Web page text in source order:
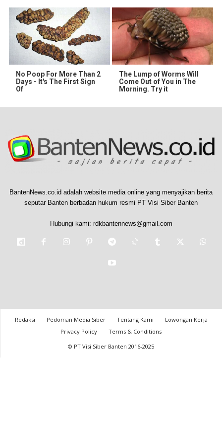
No Poop For More Than 2
Days - It's The First Sign
Of
The Lump of Worms Will
Come Out of You in The
Morning. Try it
BantenNews.co.id adalah website media online yang menyajikan berita
seputar Banten berbadan hukum resmi PT Visi Siber Banten
Hubungi kami: rdkbantennews@gmail.com
Redaksi Pedoman Media Siber Tentang Kami
Lowongan Kerja
Privacy Policy
Terms & Conditions
© PT Visi Siber Banten 2016-2025